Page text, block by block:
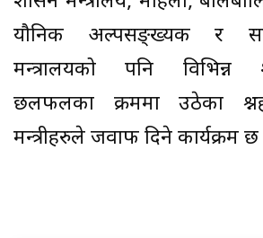
यौनिक अल्पसङ्ख्यक र
मन्त्रालयको पनि विभिन्न
छलफलका क्रममा उठेका
मन्त्रीहरुले जवाफ दिने कार्यक्रम छ